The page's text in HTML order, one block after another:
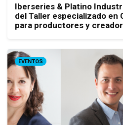
Iberseries & Platino
del Taller especializado en
para productores y
EVENTOS